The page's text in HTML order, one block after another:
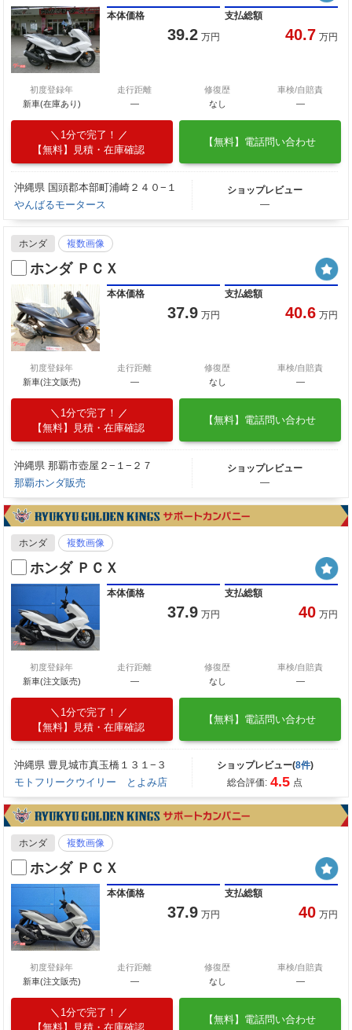
本体価格
39.2 万円
支払総額
40.7 万円
初度登録年
新車(在庫あり)
走行距離
―
修復歴
なし
車検/自賠責
―
1分で完了！
【無料】見積・在庫確認
【無料】電話問い合わせ
沖縄県 国頭郡本部町浦崎２４０−１
やんばるモータース
ショップレビュー
―
ホンダ 複数画像
ホンダ ＰＣＸ
本体価格
37.9 万円
支払総額
40.6 万円
初度登録年
新車(注文販売)
走行距離
―
修復歴
なし
車検/自賠責
―
1分で完了！
【無料】見積・在庫確認
【無料】電話問い合わせ
沖縄県 那覇市壺屋２−１−２７
那覇ホンダ販売
ショップレビュー
―
ホンダ 複数画像
ホンダ ＰＣＸ
本体価格
37.9 万円
支払総額
40 万円
初度登録年
新車(注文販売)
走行距離
―
修復歴
なし
車検/自賠責
―
1分で完了！
【無料】見積・在庫確認
【無料】電話問い合わせ
沖縄県 豊見城市真玉橋１３１−３
モトフリークウイリー とよみ店
ショップレビュー(8件)
総合評価: 4.5 点
ホンダ 複数画像
ホンダ ＰＣＸ
本体価格
37.9 万円
支払総額
40 万円
初度登録年
新車(注文販売)
走行距離
―
修復歴
なし
車検/自賠責
―
1分で完了！
【無料】見積・在庫確認
【無料】電話問い合わせ